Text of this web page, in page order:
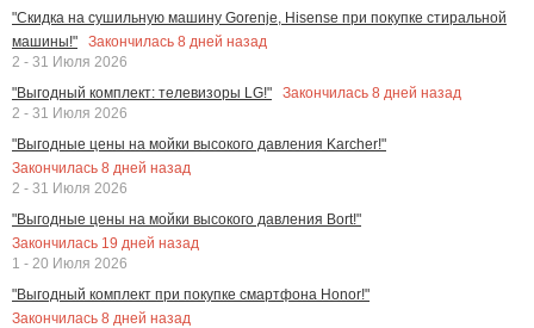
"Скидка на сушильную машину Gorenje, Hisense при покупке стиральной
машины!"
Закончилась 8 дней назад
2 - 31 Июля 2026
"Выгодный комплект: телевизоры LG!"
Закончилась 8 дней назад
2 - 31 Июля 2026
"Выгодные цены на мойки высокого давления Karcher!"
Закончилась 8 дней назад
2 - 31 Июля 2026
"Выгодные цены на мойки высокого давления Bort!"
Закончилась 19 дней назад
1 - 20 Июля 2026
"Выгодный комплект при покупке смартфона Honor!"
Закончилась 8 дней назад